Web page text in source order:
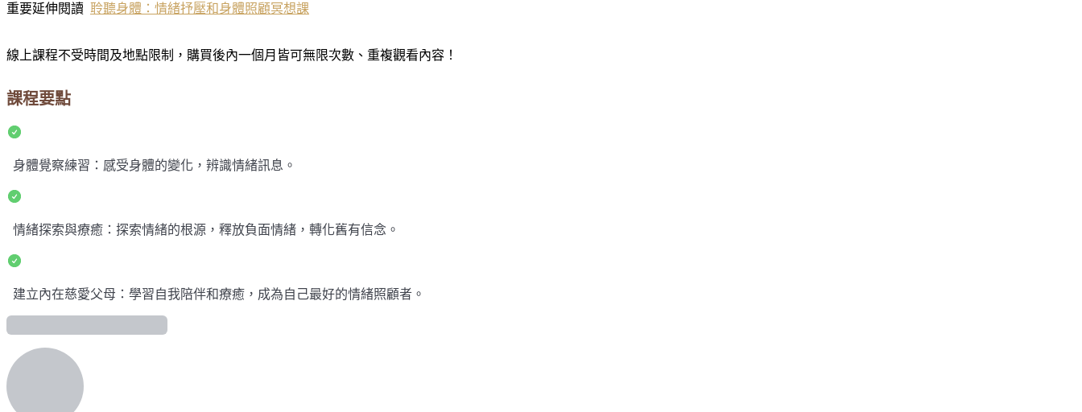
重要延伸閱讀 聆聽身體：情緒抒壓和身體照顧冥想課
線上課程不受時間及地點限制，購買後內一個月皆可無限次數、重複觀看內容！
課程要點
身體覺察練習：感受身體的變化，辨識情緒訊息。
情緒探索與療癒：探索情緒的根源，釋放負面情緒，轉化舊有信念。
建立內在慈愛父母：學習自我陪伴和療癒，成為自己最好的情緒照顧者。